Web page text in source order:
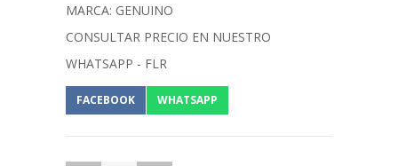
MARCA: GENUINO
CONSULTAR PRECIO EN NUESTRO
WHATSAPP - FLR
FACEBOOK WHATSAPP